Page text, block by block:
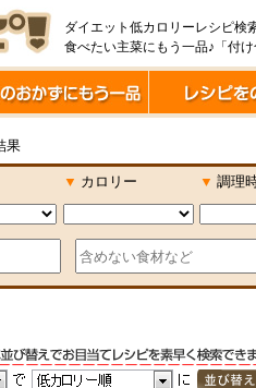
ダイエット低カロリーレシピ検
食べたい主菜にもう一品♪「付
果
▼ カロリー ▼ 調理